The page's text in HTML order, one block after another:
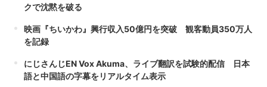
クで沈黙を破る
映画『ちいかわ』興行収入50億円を突破 観客動員350万人
を記録
にじさんじEN Vox Akuma、ライブ翻訳を試験的配信 日本
語と中国語の字幕をリアルタイム表示